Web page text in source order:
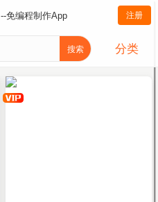
--免编程制作App 注册
搜索 分类